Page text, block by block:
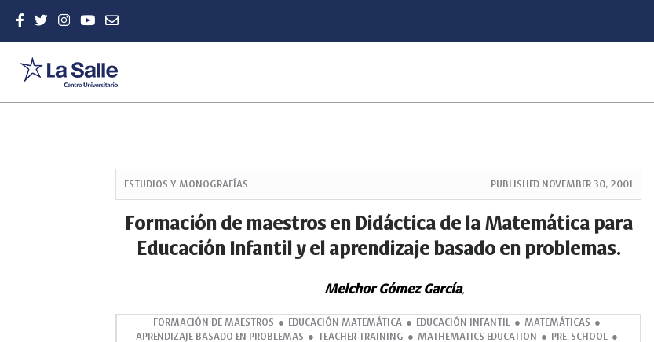
ESTUDIOS Y MONOGRAFÍAS PUBLISHED NOVEMBER 30, 2001
Formación de maestros en Didáctica de la Matemática para
Educación Infantil y el aprendizaje basado en problemas.
Melchor Gómez García,
FORMACIÓN DE MAESTROS EDUCACIÓN MATEMÁTICA EDUCACIÓN INFANTIL
MATEMÁTICAS
APRENDIZAJE BASADO EN PROBLEMAS
TEACHER TRAINING MATHEMATICS EDUCATION
PRE-SCHOOL